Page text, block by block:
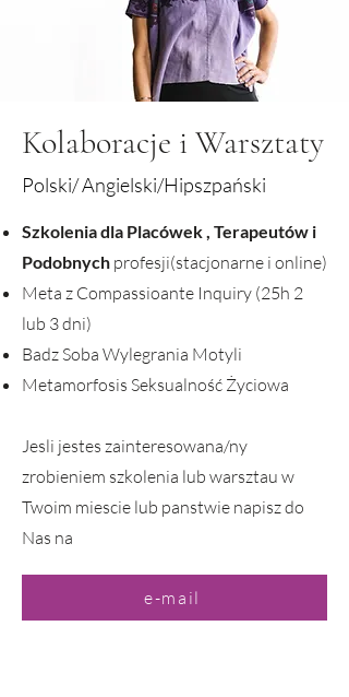
Kolaboracje i Warsztaty
Polski/ Angielski/Hipszpański
Szkolenia dla Placówek , Terapeutów i
Podobnych profesji(stacjonarne i online)
Meta z Compassioante Inquiry (25h 2
lub 3 dni)
Badz Soba Wylegrania Motyli
Metamorfosis Seksualność Życiowa
Jesli jestes zainteresowana/ny
zrobieniem szkolenia lub warsztau w
Twoim miescie lub panstwie napisz do
Nas na
e-mail